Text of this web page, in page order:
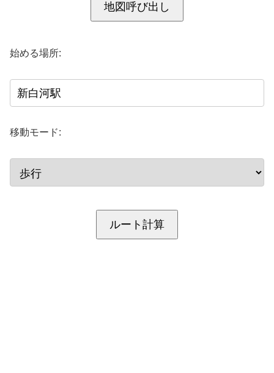
地図呼び出し
始める場所:
移動モード:
ルート計算